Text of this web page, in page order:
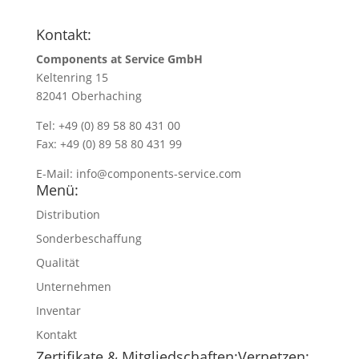
Kontakt:
Components at Service GmbH
Keltenring 15
82041 Oberhaching
Tel: +49 (0) 89 58 80 431 00
Fax: +49 (0) 89 58 80 431 99
E-Mail: info@components-service.com
Menü:
Distribution
Sonderbeschaffung
Qualität
Unternehmen
Inventar
Kontakt